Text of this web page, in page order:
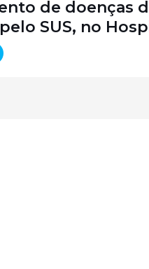
de doenças
SUS, no
/ SPDM /